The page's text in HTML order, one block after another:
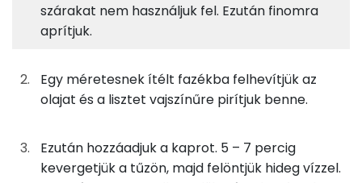
60gkapor
26 kcal
5g napraforgó olaj
47 kcal
0gsó 0 kcal
1%
Fehérje
3%
2%
94%
Kálcium
Nátrium
szárakat nem használjuk fel. Ezután finomra
aprítjuk.
Egy méretesnek ítélt fazékba felhevítjük az
olajat és a lisztet vajszínűre pirítjuk benne.
Ezután hozzáadjuk a kaprot. 5 – 7 percig
kevergetjük a tűzön, majd felöntjük hideg vízzel.